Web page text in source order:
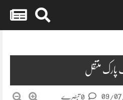
پارک منتقل
09/